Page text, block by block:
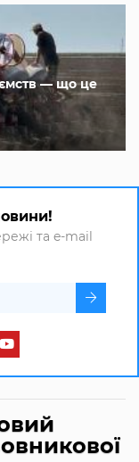
— що це
та e-mail